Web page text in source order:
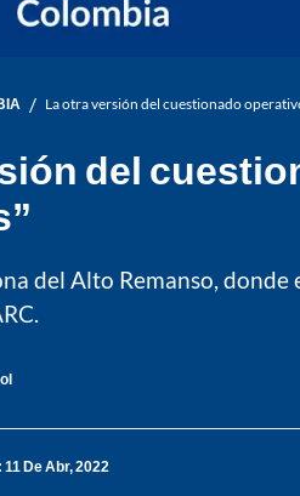
/ La otra versión del cuestionado
del
del Alto Remanso,
De Abr, 2022